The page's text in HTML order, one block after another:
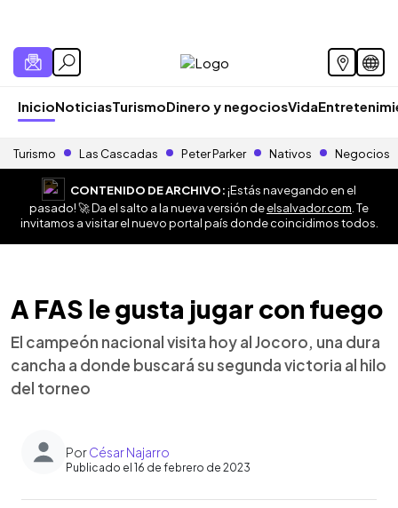
InicioNoticiasTurismoDinero y negociosVida
Turismo Las Cascadas Peter Parker Nativos Negocios
CONTENIDO DE ARCHIVO:¡Estás navegando en el
pasado! 🚀 Da el salto a la nueva versión deelsalvador.com . Te
invitamos a visitar el nuevo portal país donde coincidimos todos.
A FAS le gusta jugar con fuego
El campeón nacional visita hoy al Jocoro, una dura
cancha a donde buscará su segunda victoria al hilo
del torneo
PorCésar Najarro
Publicado el 16 de febrero de 2023